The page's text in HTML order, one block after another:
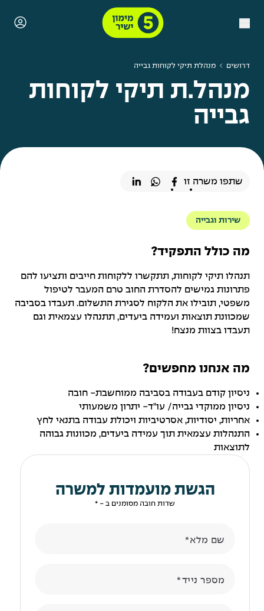
דרושים מנהלת תיקי לקוחות גבייה
מנהל.ת תיקי לקוחות
גבייה
שתפו משרה זו
שירות וגבייה
מה כולל התפקיד?
תנהלו תיקי לקוחות, תתקשרו ללקוחות חייבים ותציעו להם
פתרונות גמישים להסדרת החוב טרם המעבר לטיפול
משפטי, תובילו את הלקוח לסגירת התשלום. תעבדו בסביבה
שמכוונת תוצאות ועמידה ביעדים, תתנהלו עצמאית וגם
תעבדו בצוות מנצח!
מה אנחנו מחפשים?
ניסיון קודם בעבודה בסביבה ממוחשבת- חובה
ניסיון ממוקדי גבייה/ עו"ד- יתרון משמעותי
אחריות, יסודיות, אסרטיביות ויכולת עבודה בתנאי לחץ
התנהלות עצמאית תוך עמידה ביעדים, מכוונות גבוהה
לתוצאות
הגשת מועמדות למשרה
שדות חובה מסומנים ב - *
שם מלא
מספר נייד